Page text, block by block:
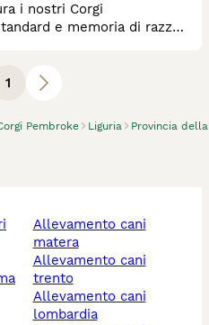
Pembroke Liguria Provincia
i nostri Corgi
e memoria di razza.
1
allevamento cani
matera
allevamento cani
trento
allevamento cani
lombardia